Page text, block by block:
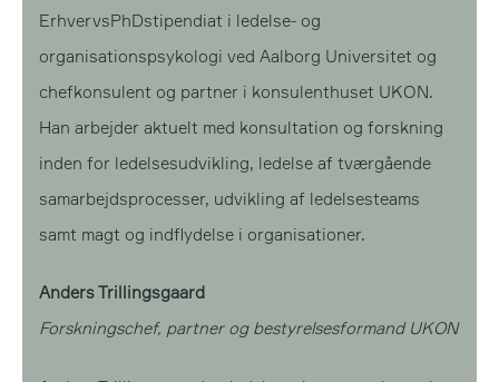
ErhvervsPhDstipendiat i ledelse- og
organisationspsykologi ved Aalborg Universitet og
chefkonsulent og partner i konsulenthuset UKON.
Han arbejder aktuelt med konsultation og forskning
inden for ledelsesudvikling, ledelse af tværgående
samarbejdsprocesser, udvikling af ledelsesteams
samt magt og indflydelse i organisationer.
Anders Trillingsgaard
Forskningschef, partner og bestyrelsesformand UKON